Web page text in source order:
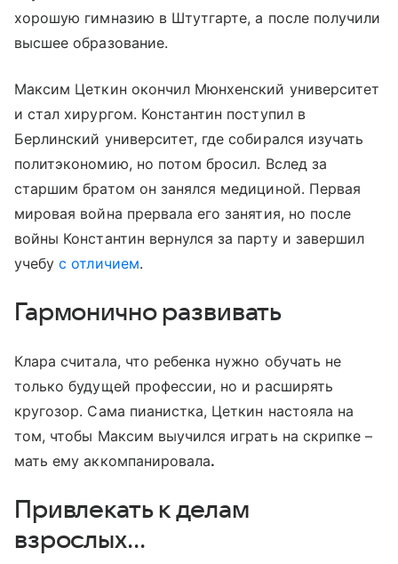
хорошую гимназию в Штутгарте, а после получили
высшее образование.
Максим Цеткин окончил Мюнхенский университет
и стал хирургом. Константин поступил в
Берлинский университет, где собирался изучать
политэкономию, но потом бросил. Вслед за
старшим братом он занялся медициной. Первая
мировая война прервала его занятия, но после
войны Константин вернулся за парту и завершил
учебус отличием.
Гармонично развивать
Клара считала, что ребенка нужно обучать не
только будущей профессии, но и расширять
кругозор. Сама пианистка, Цеткин настояла на
том, чтобы Максим выучился играть на скрипке –
мать ему аккомпанировала.
Привлекать к делам
взрослых...